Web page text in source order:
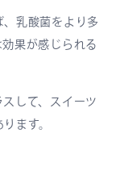
乳酸菌をより多
果が感じられる
して、スイーツ
ます。